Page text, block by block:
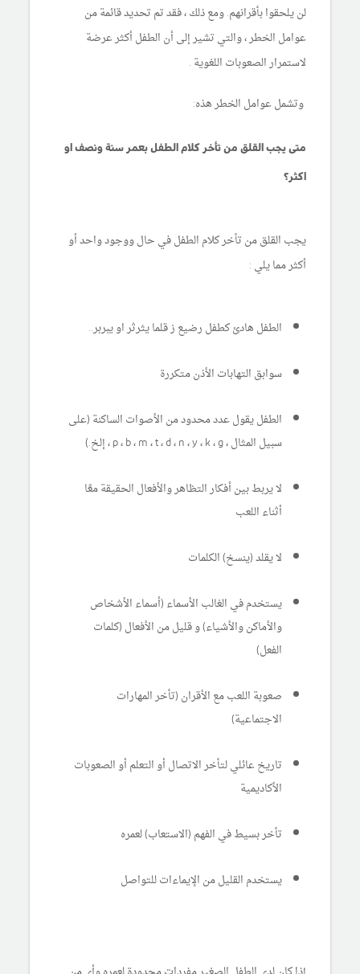
لن يلحقوا بأقرانهم. ومع ذلك ، فقد تم تحديد قائمة من
عوامل الخطر ، والتي تشير إلى أن الطفل أكثر عرضة
لاستمرار الصعوبات اللغوية .
وتشمل عوامل الخطر هذه:
متى يجب القلق من تأخر كلام الطفل بعمر سنة ونصف او
اكثر؟
يجب القلق من تأخر كلام الطفل في حال ووجود واحد أو
أكثر مما يلي :
الطفل هادئ كطفل رضيع ز قلما يثرثر او يبربر..
سوابق التهابات الأذن متكررة
الطفل يقول عدد محدود من الأصوات الساكنة (على
سبيل المثال ، p ، b ، m ، t ، d ، n ، y ، k ، g ، إلخ.)
لا يربط بين أفكار التظاهر والأفعال الحقيقة معًا
أثناء اللعب
لا يقلد (ينسخ) الكلمات
يستخدم في الغالب الأسماء (أسماء الأشخاص
والأماكن والأشياء) و قليل من الأفعال (كلمات
الفعل)
صعوبة اللعب مع الأقران (تأخر المهارات
الاجتماعية)
تاريخ عائلي لتأخر الاتصال أو التعلم أو الصعوبات
الأكاديمية
تأخر بسيط في الفهم (الاستعاب) لعمره
يستخدم القليل من الإيماءات للتواصل